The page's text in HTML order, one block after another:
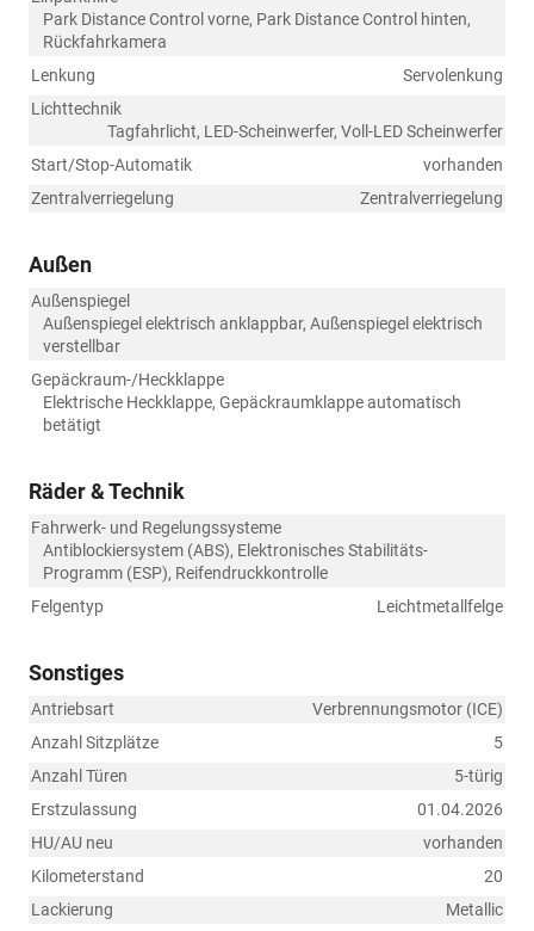
Park Distance Control vorne, Park Distance Control hinten,
Rückfahrkamera
Lenkung
Servolenkung
Lichttechnik
Tagfahrlicht, LED-Scheinwerfer, Voll-LED Scheinwerfer
Start/Stop-Automatik
vorhanden
Zentralverriegelung
Zentralverriegelung
Außen
Außenspiegel
Außenspiegel elektrisch anklappbar, Außenspiegel elektrisch
verstellbar
Gepäckraum-/Heckklappe
Elektrische Heckklappe, Gepäckraumklappe automatisch
betätigt
Räder & Technik
Fahrwerk- und Regelungssysteme
Antiblockiersystem (ABS), Elektronisches Stabilitäts-
Programm (ESP), Reifendruckkontrolle
Felgentyp
Leichtmetallfelge
Sonstiges
Antriebsart
Verbrennungsmotor (ICE)
Anzahl Sitzplätze
5
Anzahl Türen
5-türig
Erstzulassung
01.04.2026
HU/AU neu
vorhanden
Kilometerstand
20
Lackierung
Metallic